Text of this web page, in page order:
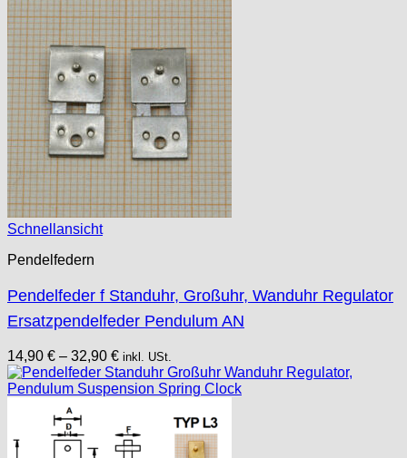
Schnellansicht
Pendelfedern
Pendelfeder f Standuhr, Großuhr, Wanduhr Regulator
Ersatzpendelfeder Pendulum AN
14,90 € – 32,90 € inkl. USt.